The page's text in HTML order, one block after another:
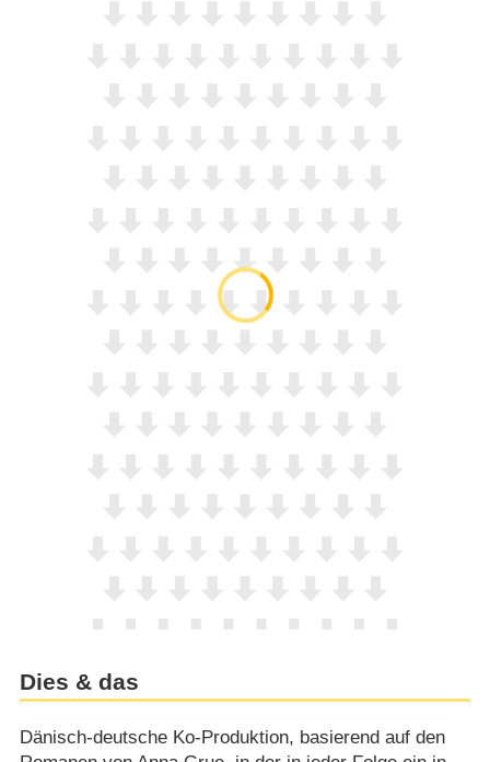
Dies & das
Dänisch-deutsche Ko-Produktion, basierend auf den